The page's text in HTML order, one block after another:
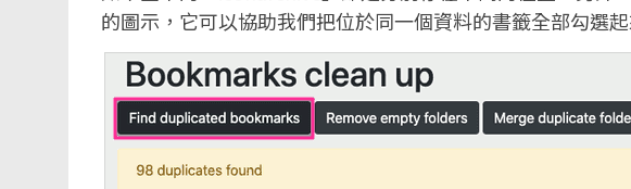
的圖示，它可以協助我們把位於同一個資料的書籤全部勾選